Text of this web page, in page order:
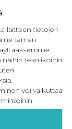
laitteen tietojen
tämän
näihin tekniikoihin
voi vaikuttaa
ja